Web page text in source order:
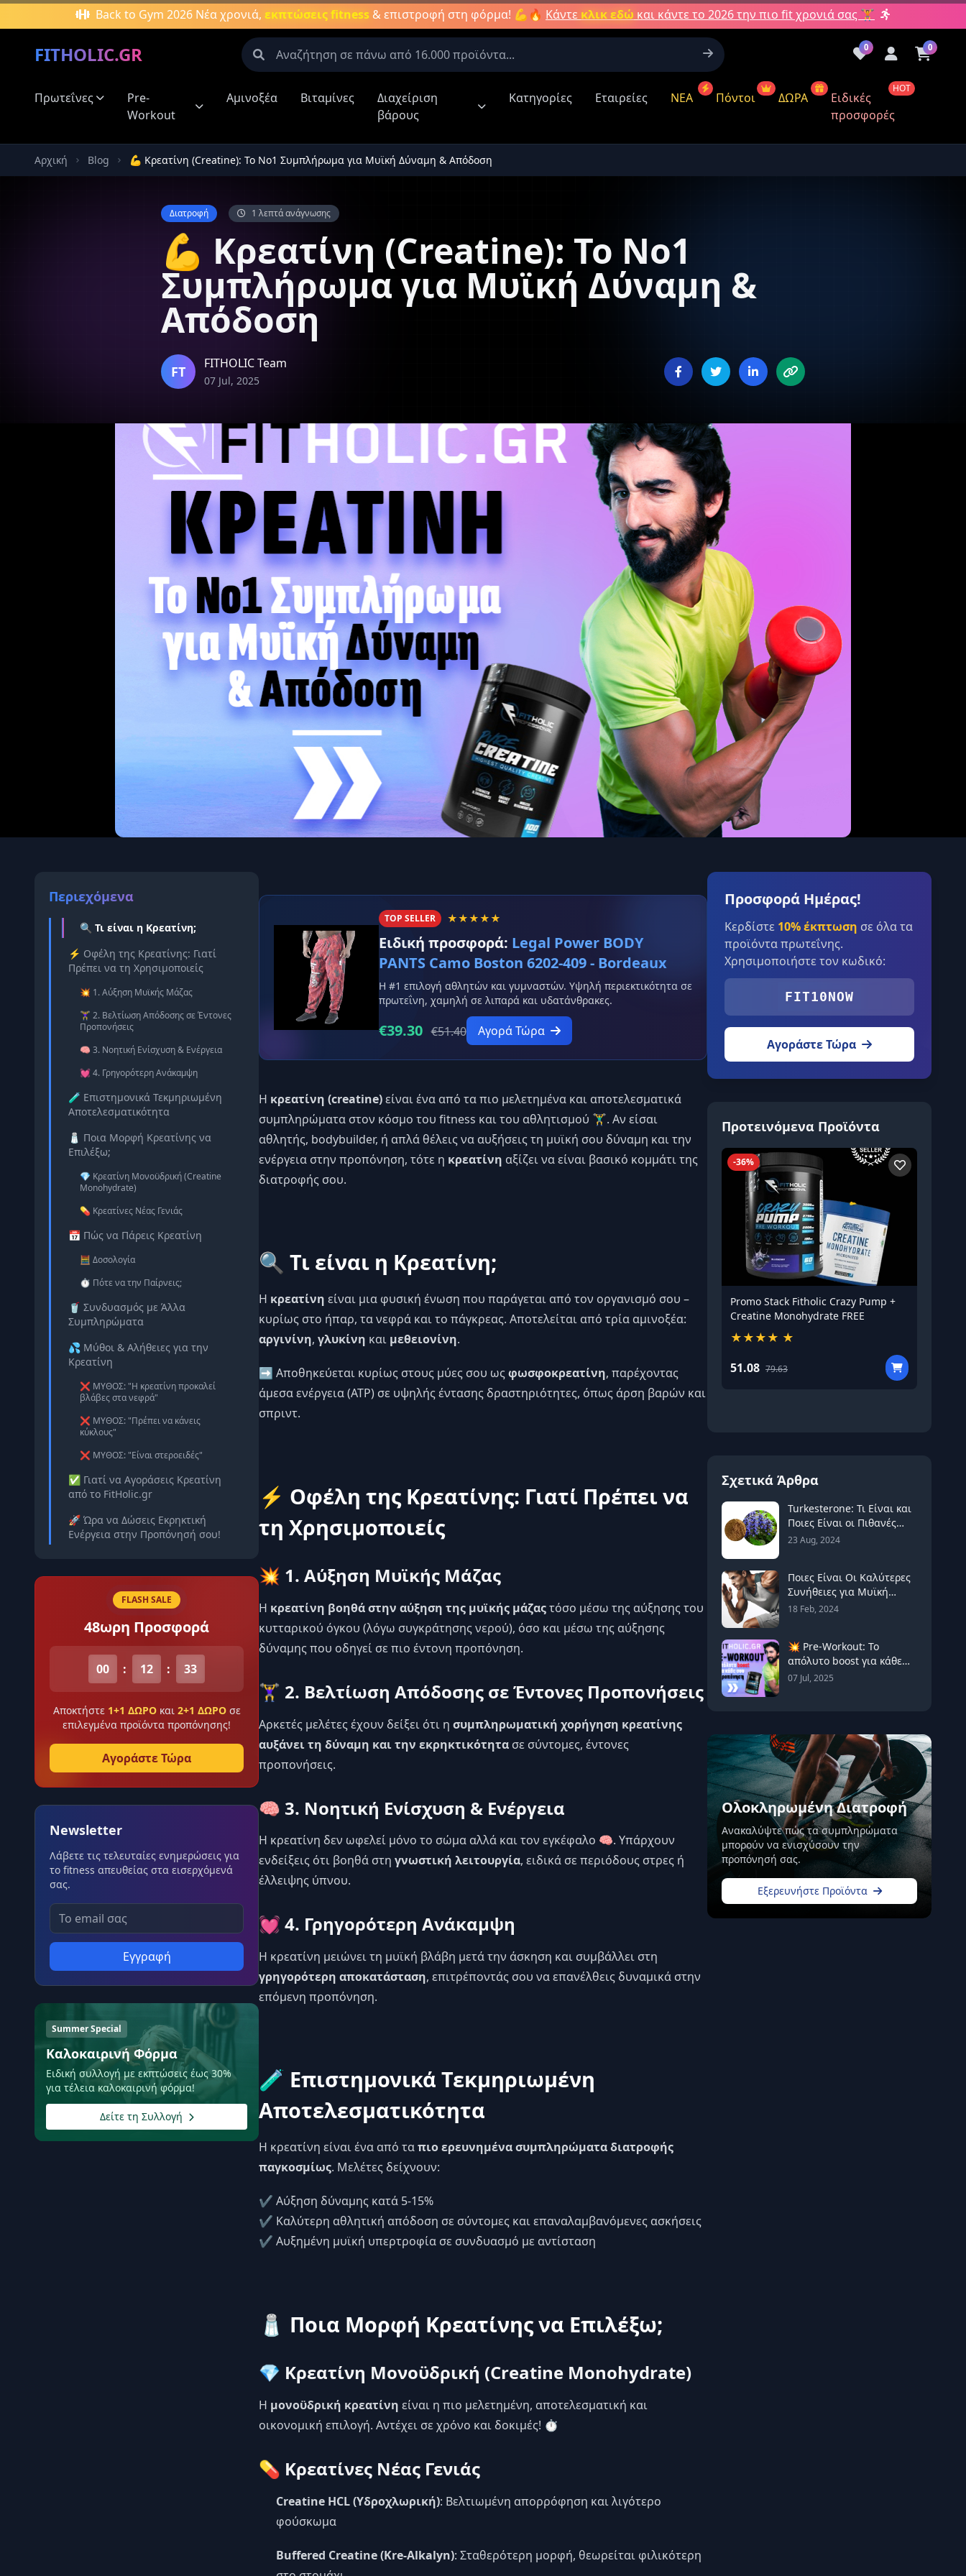
Μετάβαση στο κύριο περιεχόμενο
Back to Gym 2026 Νέα χρονιά, εκπτώσεις fitness & επιστροφή στη φόρμα! 💪🔥 Κάντε κλικ εδώ και κάντε το 2026 την πιο fit χρονιά σας 🏋️
FITHOLIC.GR
Οι περισσότερες έψαχναν για:
Νιτρικά συμπληρώματα
Δημοφιλείς Κατηγορίες:
Aμινοξέα
συμπληρώματα
Καύση λίπους
Κρεατίνη
Αύξηση Βάρους /
Όγκου
Τεστοστερόνης
Αποτελέσματα Προϊόντων:
Πληκτρολογήστε για αναζήτηση προϊόντων
0 0
Πρωτεΐνες
Pre-
Workout
Αμινοξέα Βιταμίνες
Διαχείριση
βάρους
Κατηγορίες Εταιρείες ΝΕΑ Πόντοι ΔΩΡΑ
Ειδικές
προσφορές
HOT
Αρχική Blog 💪 Κρεατίνη (Creatine): Το Νο1 Συμπλήρωμα για Μυϊκή Δύναμη & Απόδοση
Διατροφή 1 λεπτά ανάγνωσης
💪 Κρεατίνη (Creatine): Το Νο1
Συμπλήρωμα για Μυϊκή Δύναμη &
Απόδοση
FT FITHOLIC Team
07 Jul, 2025
Περιεχόμενα
🔍 Τι είναι η Κρεατίνη;
⚡ Οφέλη της Κρεατίνης: Γιατί
Πρέπει να τη Χρησιμοποιείς
💥 1. Αύξηση Μυϊκής Μάζας
🏋️‍♀️ 2. Βελτίωση Απόδοσης σε Έντονες
Προπονήσεις
🧠 3. Νοητική Ενίσχυση & Ενέργεια
💓 4. Γρηγορότερη Ανάκαμψη
🧪 Επιστημονικά Τεκμηριωμένη
Αποτελεσματικότητα
🧂 Ποια Μορφή Κρεατίνης να
Επιλέξω;
💎 Κρεατίνη Μονοϋδρική (Creatine
Monohydrate)
💊 Κρεατίνες Νέας Γενιάς
📅 Πώς να Πάρεις Κρεατίνη
🧮 Δοσολογία
⏱️ Πότε να την Παίρνεις;
🥤 Συνδυασμός με Άλλα
Συμπληρώματα
💦 Μύθοι & Αλήθειες για την
Κρεατίνη
❌ ΜΥΘΟΣ: "Η κρεατίνη προκαλεί
βλάβες στα νεφρά"
❌ ΜΥΘΟΣ: "Πρέπει να κάνεις
κύκλους"
❌ ΜΥΘΟΣ: "Είναι στεροειδές"
✅ Γιατί να Αγοράσεις Κρεατίνη
από το FitHolic.gr
🚀 Ώρα να Δώσεις Εκρηκτική
Ενέργεια στην Προπόνησή σου!
FLASH SALE
48ωρη Προσφορά
00 : 12 : 33
Αποκτήστε 1+1 ΔΩΡΟκαι 2+1 ΔΩΡΟσε
επιλεγμένα προϊόντα προπόνησης!
Αγοράστε Τώρα
Newsletter
Λάβετε τις τελευταίες ενημερώσεις για
το fitness απευθείας στα εισερχόμενά
σας.
Εγγραφή
Summer Special
Καλοκαιρινή Φόρμα
Ειδική συλλογή με εκπτώσεις έως 30%
για τέλεια καλοκαιρινή φόρμα!
Δείτε τη Συλλογή
TOP SELLER ★★★★★
Ειδική προσφορά: Legal Power BODY
PANTS Camo Boston 6202-409 - Bordeaux
Η #1 επιλογή αθλητών και γυμναστών. Υψηλή περιεκτικότητα σε
πρωτεΐνη, χαμηλή σε λιπαρά και υδατάνθρακες.
€39.30 €51.40 Αγορά Τώρα
Η κρεατίνη (creatine)είναι ένα από τα πιο μελετημένα και αποτελεσματικά
συμπληρώματα στον κόσμο του fitness και του αθλητισμού 🏋️‍♂️. Αν είσαι
αθλητής, bodybuilder, ή απλά θέλεις να αυξήσεις τη μυϊκή σου δύναμη και την
ενέργεια στην προπόνηση, τότε η κρεατίνη αξίζει να είναι βασικό κομμάτι της
διατροφής σου.
🔍 Τι είναι η Κρεατίνη;
Η κρεατίνη είναι μια φυσική ένωση που παράγεται από τον οργανισμό σου –
κυρίως στο ήπαρ, τα νεφρά και το πάγκρεας. Αποτελείται από τρία αμινοξέα:
αργινίνη, γλυκίνη και μεθειονίνη.
➡️ Αποθηκεύεται κυρίως στους μύες σου ωςφωσφοκρεατίνη, παρέχοντας
άμεσα ενέργεια (ATP) σε υψηλής έντασης δραστηριότητες, όπως άρση βαρών και
σπριντ.
⚡ Οφέλη της Κρεατίνης: Γιατί Πρέπει να
τη Χρησιμοποιείς
💥 1. Αύξηση Μυϊκής Μάζας
Η κρεατίνη βοηθά στην αύξηση της μυϊκής μάζαςτόσο μέσω της αύξησης του
κυτταρικού όγκου (λόγω συγκράτησης νερού), όσο και μέσω της αύξησης
δύναμης που οδηγεί σε πιο έντονη προπόνηση.
🏋️‍♀️ 2. Βελτίωση Απόδοσης σε Έντονες Προπονήσεις
Αρκετές μελέτες έχουν δείξει ότι η συμπληρωματική χορήγηση κρεατίνης
αυξάνει τη δύναμη και την εκρηκτικότητα σε σύντομες, έντονες
προπονήσεις.
🧠 3. Νοητική Ενίσχυση & Ενέργεια
Η κρεατίνη δεν ωφελεί μόνο το σώμα αλλά και τον εγκέφαλο 🧠. Υπάρχουν
ενδείξεις ότι βοηθά στη γνωστική λειτουργία, ειδικά σε περιόδους στρες ή
έλλειψης ύπνου.
💓 4. Γρηγορότερη Ανάκαμψη
Η κρεατίνη μειώνει τη μυϊκή βλάβη μετά την άσκηση και συμβάλλει στη
γρηγορότερη αποκατάσταση, επιτρέποντάς σου να επανέλθεις δυναμικά στην
επόμενη προπόνηση.
🧪 Επιστημονικά Τεκμηριωμένη
Αποτελεσματικότητα
Η κρεατίνη είναι ένα από ταπιο ερευνημένα συμπληρώματα διατροφής
παγκοσμίως. Μελέτες δείχνουν:
✔️ Αύξηση δύναμης κατά 5-15%
✔️ Καλύτερη αθλητική απόδοση σε σύντομες και επαναλαμβανόμενες ασκήσεις
✔️ Αυξημένη μυϊκή υπερτροφία σε συνδυασμό με αντίσταση
🧂 Ποια Μορφή Κρεατίνης να Επιλέξω;
💎 Κρεατίνη Μονοϋδρική (Creatine Monohydrate)
Η μονοϋδρική κρεατίνη είναι η πιο μελετημένη, αποτελεσματική και
οικονομική επιλογή. Αντέχει σε χρόνο και δοκιμές! ⏱️
💊 Κρεατίνες Νέας Γενιάς
Creatine HCL (Υδροχλωρική): Βελτιωμένη απορρόφηση και λιγότερο
φούσκωμα
Buffered Creatine (Kre-Alkalyn): Σταθερότερη μορφή, θεωρείται φιλικότερη
Προσφορά Ημέρας!
Κερδίστε 10% έκπτωση σε όλα τα
προϊόντα πρωτεΐνης.
Χρησιμοποιήστε τον κωδικό:
FIT10NOW
Αγοράστε Τώρα
Προτεινόμενα Προϊόντα
-36%
Promo Stack Fitholic Crazy Pump +
Creatine Monohydrate FREE
★★★★ ★
51.08 79.63
Σχετικά Άρθρα
Turkesterone: Τι Είναι και
Ποιες Είναι οι Πιθανές
Παρενέργειες;
23 Aug, 2024
Ποιες Είναι Οι Καλύτερες
Συνήθειες για Μυϊκή
Ανάπτυξη;
18 Feb, 2024
💥 Pre-Workout: Το
απόλυτο boost για κάθε
σου προπόνηση! 💪
07 Jul, 2025
Ολοκληρωμένη Διατροφή
Ανακαλύψτε πώς τα συμπληρώματα
μπορούν να ενισχύσουν την
προπόνησή σας.
Εξερευνήστε Προϊόντα